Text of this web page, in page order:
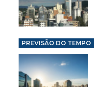
PREVISÃO DO TEMPO